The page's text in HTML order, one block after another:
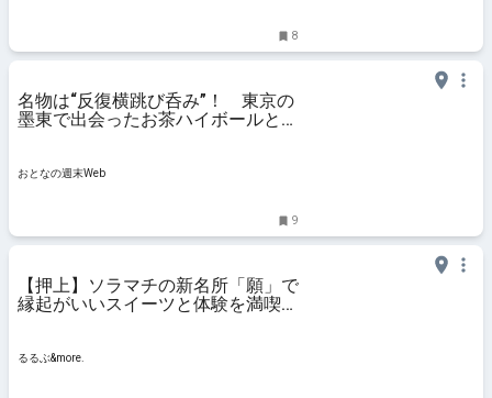
8
名物は“反復横跳び呑み”！ 東京の
墨東で出会ったお茶ハイボールと至
おとなの週末Web
9
【押上】ソラマチの新名所「願」で
縁起がいいスイーツと体験を満喫｜
るるぶ&more.